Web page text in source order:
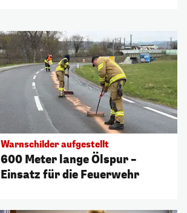
Warnschilder aufgestellt
600 Meter lange Ölspur –
Einsatz für die Feuerwehr